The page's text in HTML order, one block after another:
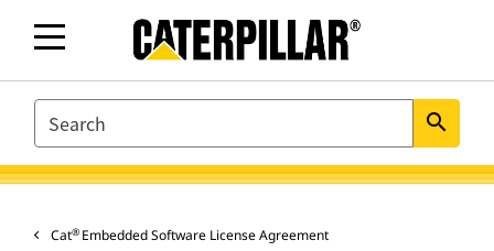
SEARCH search
Cat® Embedded Software License Agreement